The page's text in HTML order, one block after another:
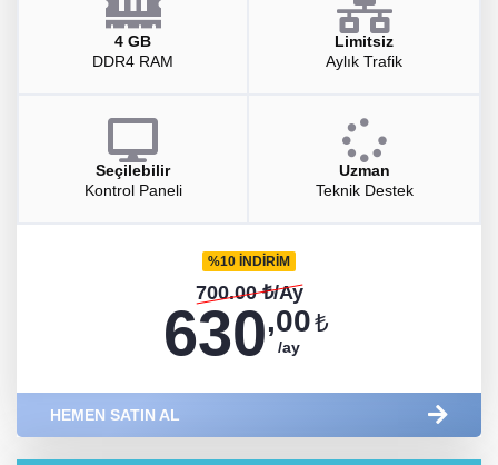
4 GB
DDR4 RAM
Limitsiz
Aylık Trafik
Seçilebilir
Kontrol Paneli
Uzman
Teknik Destek
%10 İNDİRİM
700.00 ₺/Ay
630 /ay
,00₺
HEMEN SATIN AL